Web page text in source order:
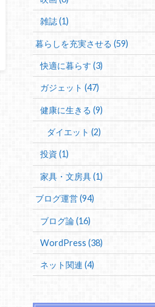
雑誌 (1)
暮らしを充実させる (59)
快適に暮らす (3)
ガジェット (47)
健康に生きる (9)
ダイエット (2)
投資 (1)
家具・文房具 (1)
ブログ運営 (94)
ブログ論 (16)
WordPress (38)
ネット関連 (4)